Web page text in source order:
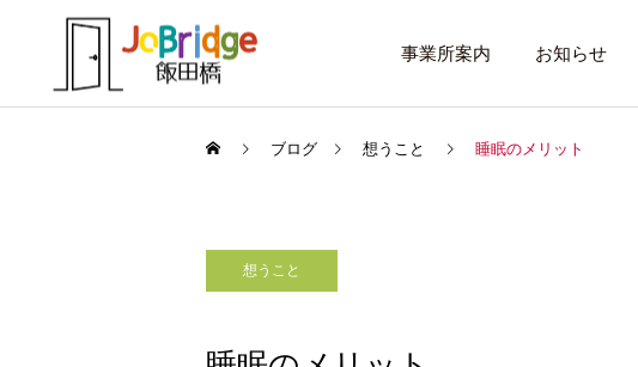
事業所案内 お知らせ
ブログ 想うこと 睡眠のメリット
想うこと